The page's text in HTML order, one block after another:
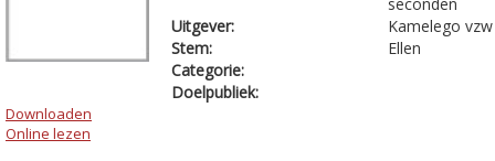
Uitgever:
Kamelego vzw
Stem:
Ellen
Categorie:
Doelpubliek:
Downloaden
Online lezen